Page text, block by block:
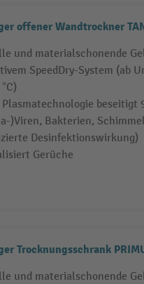
offener Wandtrockner
und materialschonende
SpeedDry-System (ab
Plasmatechnologie beseitigt
)Viren, Bakterien,
Desinfektionswirkung)
Gerüche
Trocknungsschrank
und materialschonende